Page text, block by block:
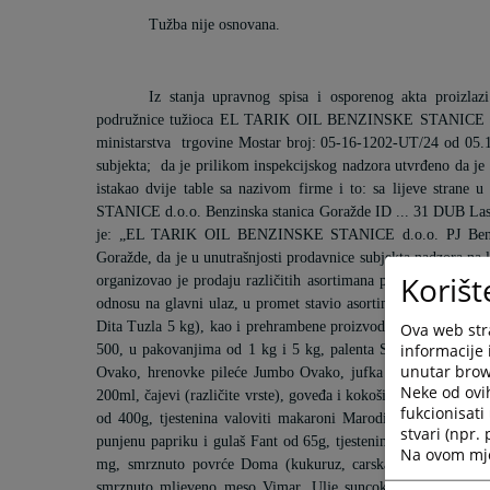
Tužba nije osnovana.
Iz stanja upravnog spisa i osporenog akta
podružnice tužioca EL TARIK OIL BENZINSKE STANICE
ministarstva
trgovine Mostar broj: 05-16-1202-UT/24 od
subjekta;
da je prilikom inspekcijskog nadzora utvrđeno da
istakao dvije table sa nazivom firme i to: sa lijeve strane
STANICE d.o.o. Benzinska stanica Goražde ID ... 31 DUB
je: „EL TARIK OIL BENZINSKE STANICE d.o.o. PJ
Goražde, da je u unutrašnjosti prodavnice subjekta nadzora
organizovao je prodaju različitih asortimana prehrambenih i
odnosu na glavni ulaz, u promet stavio asortiman -
Dita Tuzla 5 kg), kao i prehrambene proizvode koji se ne
500, u pakovanjima od 1 kg i 5 kg, palenta Super brand od
Ovako, hrenovke pileće Jumbo Ovako, jufka za baklavu
200ml, čajevi (različite vrste), goveđa i kokošija supa
od 400g, tjestenina valoviti makaroni Marodi od 400 g,
punjenu papriku i gulaš Fant od 65g, tjestenina rezanac Filiz
mg, smrznuto povrće Doma (kukuruz, carska mješavina,
Ova web
informacije
unutar
Neke od
fukcionisati
stvari (npr.
Na ovom